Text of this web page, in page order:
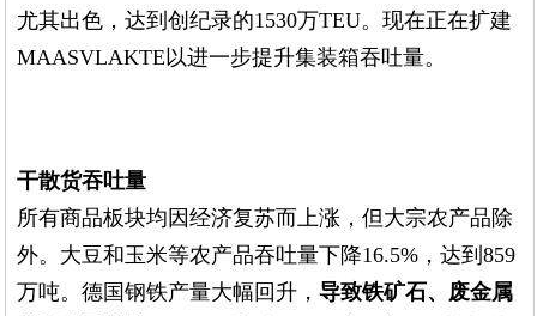
尤其出色，达到创纪录的1530万TEU。现在正在扩建
MAASVLAKTE以进一步提升集装箱吞吐量。
干散货吞吐量
所有商品板块均因经济复苏而上涨，但大宗农产品除
外。大豆和玉米等农产品吞吐量下降16.5%，达到859
万吨。德国钢铁产量大幅回升，导致铁矿石、废金属